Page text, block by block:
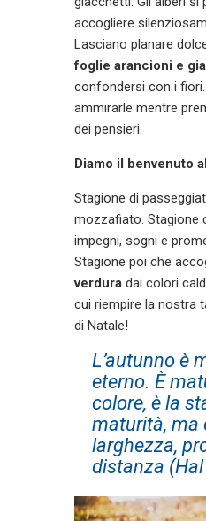
accogliere
Lasciano planare
foglie arancioni e
confondersi con i
ammirarle mentre
dei pensieri.
Diamo il benvenuto
Stagione di
mozzafiato. Stagione
impegni, sogni e
Stagione poi che
verdura dai colori
cui riempire la nostra
di Natale!
L’autunno è
eterno. È
colore, è la
maturità, ma
larghezza,
distanza